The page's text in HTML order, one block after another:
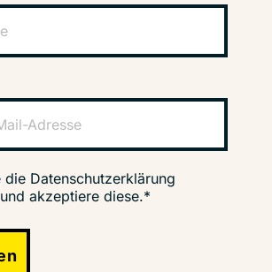
die Datenschutzerklärung
akzeptiere diese.*